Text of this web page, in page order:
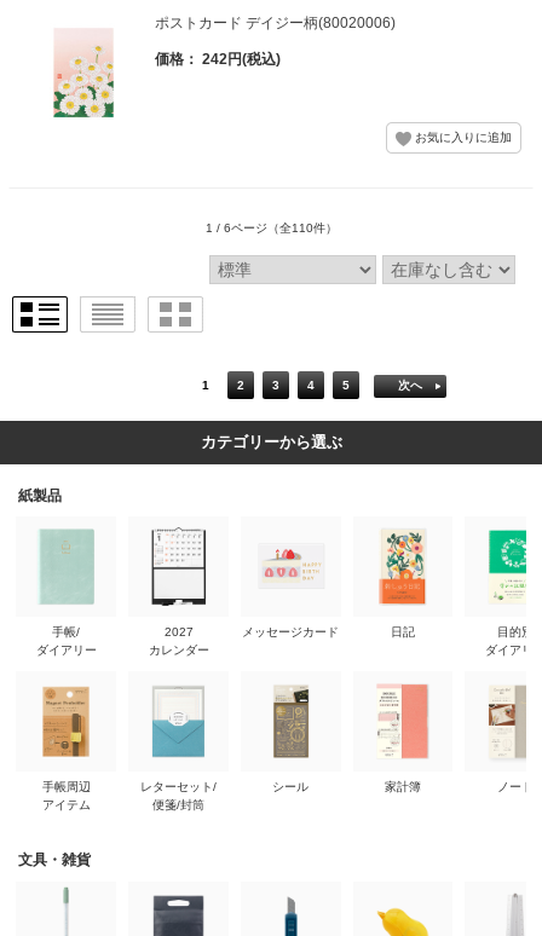
ポストカード デイジー柄(80020006)
価格： 242円(税込)
1 / 6ページ （全110件）
1 2 3 4 5 次へ
カテゴリーから選ぶ
紙製品
手帳/
ダイアリー
手帳周辺
アイテム
2027
カレンダー
レターセット/
便箋/封筒
メッセージカード
シール
日記
家計簿
目的別
ダイアリ
ノート
文具・雑貨